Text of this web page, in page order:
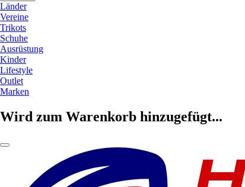
Länder
Vereine
Trikots
Schuhe
Ausrüstung
Kinder
Lifestyle
Outlet
Marken
Wird zum Warenkorb hinzugefügt...